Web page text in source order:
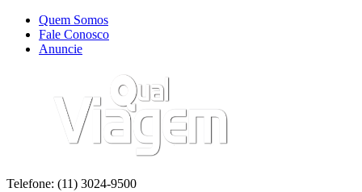
Quem Somos
Fale Conosco
Anuncie
Telefone: (11) 3024-9500